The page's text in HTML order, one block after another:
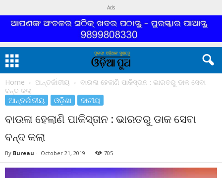
Ads
Home ଆନ୍ତର୍ଜାତୀୟ
ବାଉଳା ହେଲାଣି ପାକିସ୍ତାନ : ଭାରତରୁ ଡାକ ସେବା
ବନ୍ଦ କଲା
ଆନ୍ତର୍ଜାତୀୟ ଓଡ଼ିଶା ଜାତୀୟ
ବାଉଳା ହେଲାଣି ପାକିସ୍ତାନ : ଭାରତରୁ ଡାକ ସେବା
ବନ୍ଦ କଲା
By Bureau - October 21, 2019 705